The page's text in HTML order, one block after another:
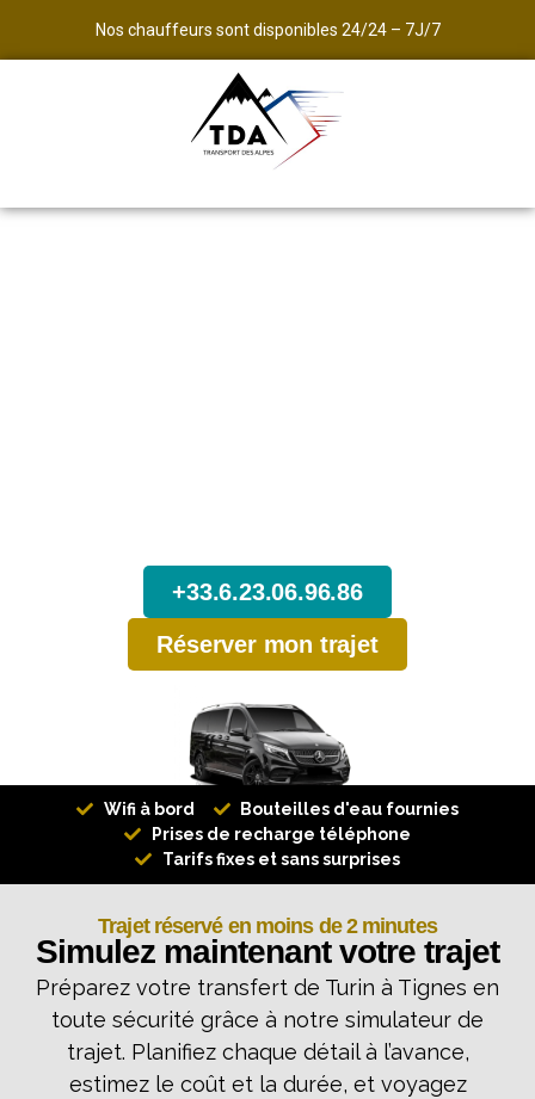
Nos chauffeurs sont disponibles 24/24 – 7J/7
+33.6.23.06.96.86
Réserver mon trajet
Wifi à bord
Bouteilles d'eau fournies
Prises de recharge téléphone
Tarifs fixes et sans surprises
Trajet réservé en moins de 2 minutes
Simulez maintenant votre trajet
Préparez votre transfert de Turin à Tignes en
toute sécurité grâce à notre simulateur de
trajet. Planifiez chaque détail à l’avance,
estimez le coût et la durée, et voyagez